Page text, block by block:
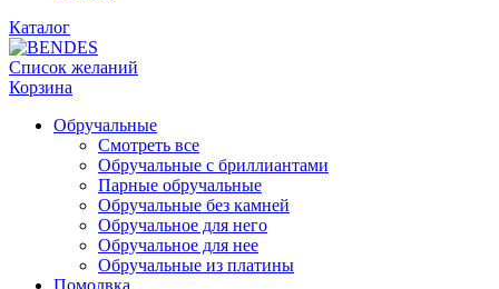
Каталог
Список желаний
Корзина
Обручальные
Смотреть все
Обручальные с бриллиантами
Парные обручальные
Обручальные без камней
Обручальное для него
Обручальное для нее
Обручальные из платины
Помолвка